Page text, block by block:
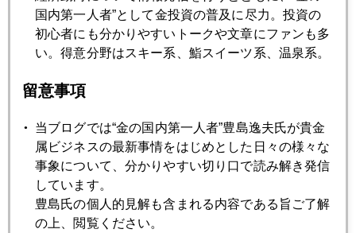
渋谷路上でのトルコ人騒動に思う
株も金も過剰流動性相場
2015年10月22日
英国、中国製原発など７兆円契約の衝撃
2015年10月21日
国内第一人者”として金投資の普及に尽力。投資の
初心者にも分かりやすいトークや文章にファンも多
い。得意分野はスキー系、鮨スイーツ系、温泉系。
留意事項
当ブログでは“金の国内第一人者”豊島逸夫氏が貴金
属ビジネスの最新事情をはじめとした日々の様々な
事象について、分かりやすい切り口で読み解き発信
しています。
豊島氏の個人的見解も含まれる内容である旨ご了解
の上、閲覧ください。